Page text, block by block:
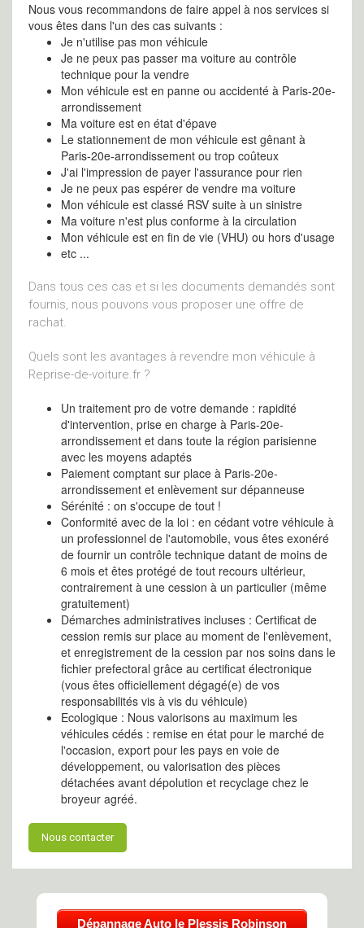
Nous vous recommandons de faire appel à nos services si
vous êtes dans l'un des cas suivants :
Je n'utilise pas mon véhicule
Je ne peux pas passer ma voiture au contrôle
technique pour la vendre
Mon véhicule est en panne ou accidenté à Paris-20e-
arrondissement
Ma voiture est en état d'épave
Le stationnement de mon véhicule est gênant à
Paris-20e-arrondissement ou trop coûteux
J'ai l'impression de payer l'assurance pour rien
Je ne peux pas espérer de vendre ma voiture
Mon véhicule est classé RSV suite à un sinistre
Ma voiture n'est plus conforme à la circulation
Mon véhicule est en fin de vie (VHU) ou hors d'usage
etc ...
Dans tous ces cas et si les documents demandés sont
fournis, nous pouvons vous proposer une offre de
rachat.
Quels sont les avantages à revendre mon véhicule à
Reprise-de-voiture.fr ?
Un traitement pro de votre demande : rapidité
d'intervention, prise en charge à Paris-20e-
arrondissement et dans toute la région parisienne
avec les moyens adaptés
Paiement comptant sur place à Paris-20e-
arrondissement et enlèvement sur dépanneuse
Sérénité : on s'occupe de tout !
Conformité avec de la loi : en cédant votre véhicule à
un professionnel de l'automobile, vous êtes exonéré
de fournir un contrôle technique datant de moins de
6 mois et êtes protégé de tout recours ultérieur,
contrairement à une cession à un particulier (même
gratuitement)
Démarches administratives incluses : Certificat de
cession remis sur place au moment de l'enlèvement,
et enregistrement de la cession par nos soins dans le
fichier prefectoral grâce au certificat électronique
(vous êtes officiellement dégagé(e) de vos
responsabilités vis à vis du véhicule)
Ecologique : Nous valorisons au maximum les
véhicules cédés : remise en état pour le marché de
l'occasion, export pour les pays en voie de
développement, ou valorisation des pièces
détachées avant dépolution et recyclage chez le
broyeur agréé.
Nous contacter
Dépannage Auto le Plessis Robinson